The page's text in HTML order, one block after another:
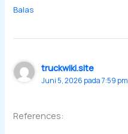
Balas
truckwiki.site
Juni 5, 2026 pada 7:59 pm
References: